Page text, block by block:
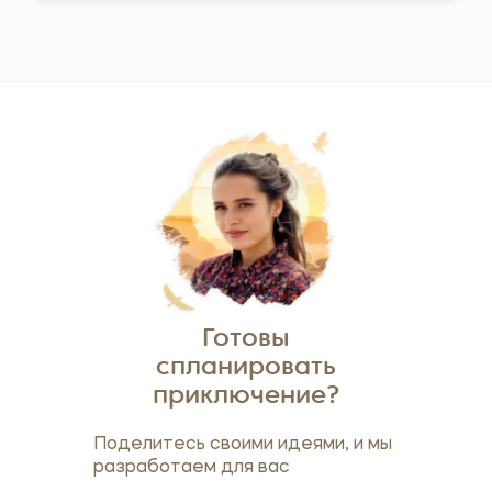
Готовы
спланировать
приключение?
Поделитесь своими идеями, и мы
разработаем для вас